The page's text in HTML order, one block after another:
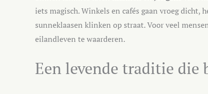
iets magisch. Winkels en cafés gaan vroeg
sunneklaasen klinken op straat. Voor veel
eilandleven te waarderen.
Een levende traditie die